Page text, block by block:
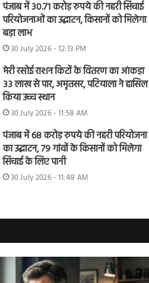
पंजाब में 30.71 करोड़ रुपये की नहरी सिंचाई
परियोजनाओं का उद्घाटन, किसानों को मिलेगा
बड़ा लाभ
30 July 2026 - 12:13 PM
मेरी रसोई राशन किटों के वितरण का आंकड़ा
33 लाख से पार, अमृतसर, पटियाला ने हासिल
किया उच्च स्थान
30 July 2026 - 11:58 AM
पंजाब में 68 करोड़ रुपये की नहरी परियोजना
का उद्घाटन, 79 गांवों के किसानों को मिलेगा
सिंचाई के लिए पानी
30 July 2026 - 11:48 AM